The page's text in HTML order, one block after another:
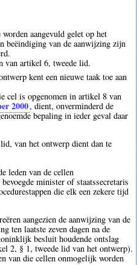
aangevuld gelet op het
beëindiging van de aanwijzing zijn
van artikel 6, tweede lid.
kent een nieuwe taak toe aan
cel is opgenomen in artikel 8 van
2000, dient, onverminderd de
bepaling in ieder geval daar
van het ontwerp dient dan te
leden van de cellen
minister of staatssecretaris
die elk een zekere tijd
aangezien de aanwijzing van de
ten laatste zeven dagen na de
besluit houdende ontslag
2, § 1, tweede lid van het ontwerp).
van die cellen onmogelijk worden